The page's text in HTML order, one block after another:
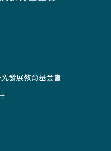
發展教育基金會